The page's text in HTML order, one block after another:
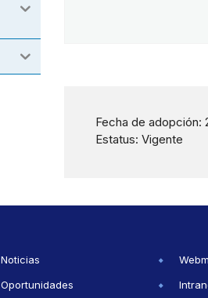
Fecha de adopción:
Estatus: Vigente
Noticias
Oportunidades